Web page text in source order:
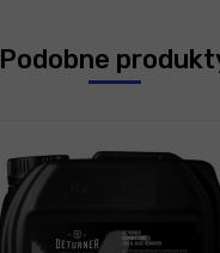
Podobne